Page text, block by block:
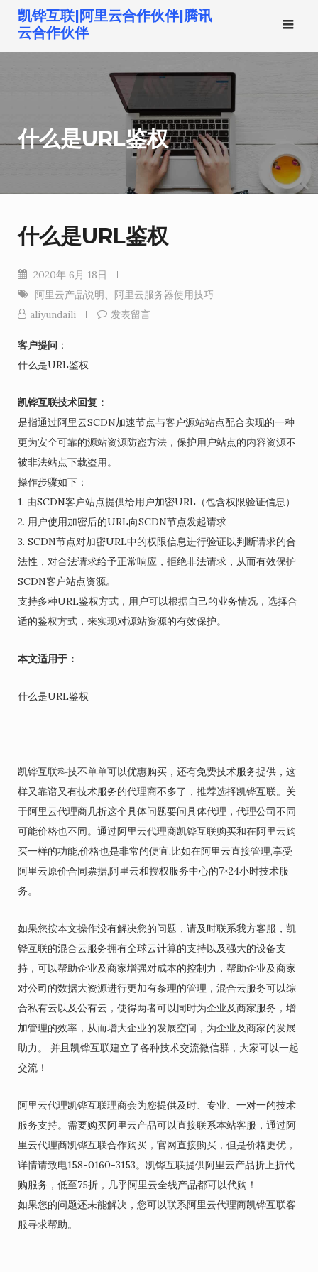
到
凯铧互联|阿里云合作伙伴|腾讯
云合作伙伴
什么是URL鉴权
什么是URL鉴权
2020年 6月 18日
阿里云产品说明、 阿里云服务器使用技巧
aliyundaili
发表留言
客户提问 ：
什么是URL鉴权
凯铧互联技术回复：
是指通过阿里云SCDN加速节点与客户源站站点配合实现的一种
更为安全可靠的源站资源防盗方法，保护用户站点的内容资源不
被非法站点下载盗用。
操作步骤如下：
1. 由SCDN客户站点提供给用户加密URL（包含权限验证信息）
2. 用户使用加密后的URL向SCDN节点发起请求
3. SCDN节点对加密URL中的权限信息进行验证以判断请求的合
法性，对合法请求给予正常响应，拒绝非法请求，从而有效保护
SCDN客户站点资源。
支持多种URL鉴权方式，用户可以根据自己的业务情况，选择合
适的鉴权方式，来实现对源站资源的有效保护。
本文适用于：
什么是URL鉴权
凯铧互联科技不单单可以优惠购买，还有免费技术服务提供，这
样又靠谱又有技术服务的代理商不多了，推荐选择凯铧互联。关
于阿里云代理商几折这个具体问题要问具体代理，代理公司不同
可能价格也不同。通过阿里云代理商凯铧互联购买和在阿里云购
买一样的功能,价格也是非常的便宜,比如在阿里云直接管理,享受
阿里云原价合同票据,阿里云和授权服务中心的7×24小时技术服
务。
如果您按本文操作没有解决您的问题，请及时联系我方客服，凯
铧互联的混合云服务拥有全球云计算的支持以及强大的设备支
持，可以帮助企业及商家增强对成本的控制力，帮助企业及商家
对公司的数据大资源进行更加有条理的管理，混合云服务可以综
合私有云以及公有云，使得两者可以同时为企业及商家服务，增
加管理的效率，从而增大企业的发展空间，为企业及商家的发展
助力。 并且凯铧互联建立了各种技术交流微信群，大家可以一起
交流！
阿里云代理凯铧互联理商会为您提供及时、专业、一对一的技术
服务支持。需要购买阿里云产品可以直接联系本站客服，通过阿
里云代理商凯铧互联合作购买，官网直接购买，但是价格更优，
详情请致电158-0160-3153。凯铧互联提供阿里云产品折上折代
购服务，低至75折，几乎阿里云全线产品都可以代购！
如果您的问题还未能解决，您可以联系阿里云代理商凯铧互联客
服寻求帮助。